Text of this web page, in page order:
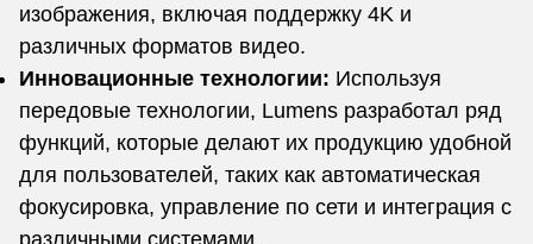
изображения, включая поддержку 4K и
различных форматов видео.
Инновационные технологии: Используя
передовые технологии, Lumens разработал ряд
функций, которые делают их продукцию удобной
для пользователей, таких как автоматическая
фокусировка, управление по сети и интеграция с
различными системами.